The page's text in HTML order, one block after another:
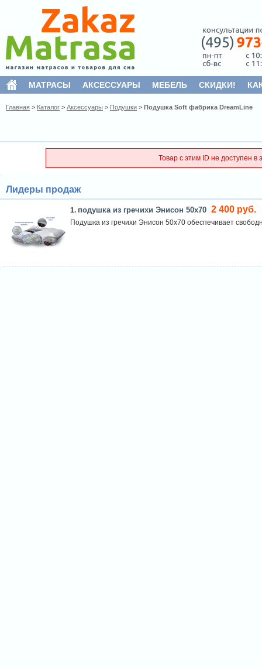
МАТРАСЫ АКСЕССУАРЫ МЕБЕЛЬ СКИДКИ!
Главная > Каталог > Аксессуары > Подушки > Подушка Soft фабрика DreamLine
Товар с этим ID не доступен в
Лидеры продаж
1. подушка из гречихи Энисон 50х70 2 400 руб.
Подушка из гречихи Энисон 50х70 обеспечивает